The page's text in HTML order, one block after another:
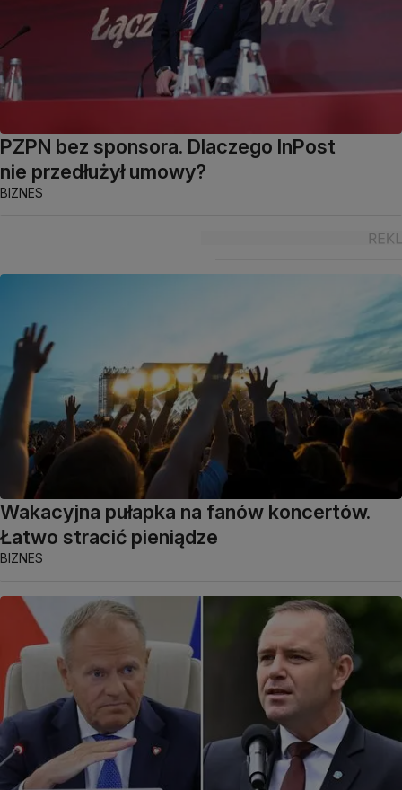
PZPN bez sponsora. Dlaczego InPost
nie przedłużył umowy?
BIZNES
Wakacyjna pułapka na fanów koncertów.
Łatwo stracić pieniądze
BIZNES